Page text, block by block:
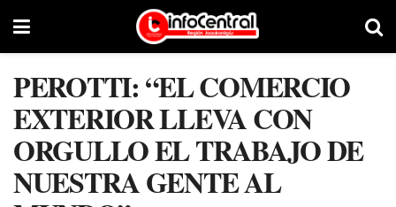
PEROTTI: “EL COMERCIO
EXTERIOR LLEVA CON
ORGULLO EL TRABAJO DE
NUESTRA GENTE AL